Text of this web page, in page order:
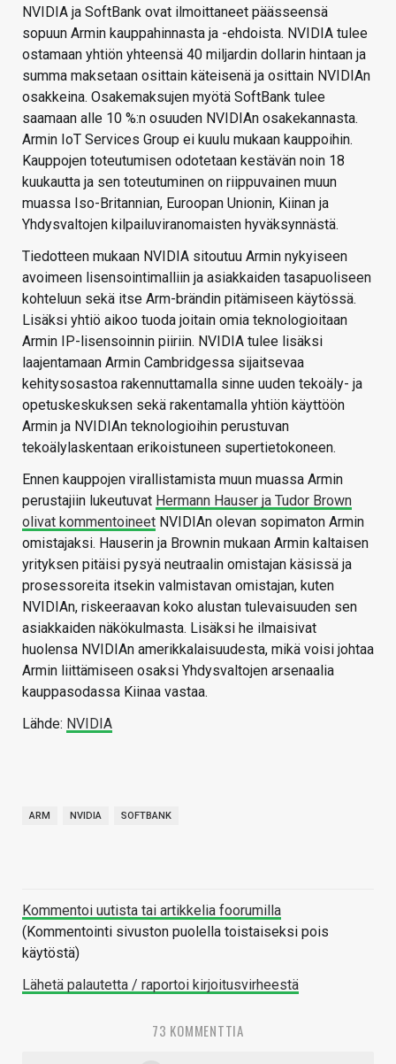
NVIDIA ja SoftBank ovat ilmoittaneet päässeensä
sopuun Armin kauppahinnasta ja -ehdoista. NVIDIA tulee
ostamaan yhtiön yhteensä 40 miljardin dollarin hintaan ja
summa maksetaan osittain käteisenä ja osittain NVIDIAn
osakkeina. Osakemaksujen myötä SoftBank tulee
saamaan alle 10 %:n osuuden NVIDIAn osakekannasta.
Armin IoT Services Group ei kuulu mukaan kauppoihin.
Kauppojen toteutumisen odotetaan kestävän noin 18
kuukautta ja sen toteutuminen on riippuvainen muun
muassa Iso-Britannian, Euroopan Unionin, Kiinan ja
Yhdysvaltojen kilpailuviranomaisten hyväksynnästä.
Tiedotteen mukaan NVIDIA sitoutuu Armin nykyiseen
avoimeen lisensointimalliin ja asiakkaiden tasapuoliseen
kohteluun sekä itse Arm-brändin pitämiseen käytössä.
Lisäksi yhtiö aikoo tuoda joitain omia teknologioitaan
Armin IP-lisensoinnin piiriin. NVIDIA tulee lisäksi
laajentamaan Armin Cambridgessa sijaitsevaa
kehitysosastoa rakennuttamalla sinne uuden tekoäly- ja
opetuskeskuksen sekä rakentamalla yhtiön käyttöön
Armin ja NVIDIAn teknologioihin perustuvan
tekoälylaskentaan erikoistuneen supertietokoneen.
Ennen kauppojen virallistamista muun muassa Armin
perustajiin lukeutuvat Hermann Hauser ja Tudor Brown
olivat kommentoineet NVIDIAn olevan sopimaton Armin
omistajaksi. Hauserin ja Brownin mukaan Armin kaltaisen
yrityksen pitäisi pysyä neutraalin omistajan käsissä ja
prosessoreita itsekin valmistavan omistajan, kuten
NVIDIAn, riskeeraavan koko alustan tulevaisuuden sen
asiakkaiden näkökulmasta. Lisäksi he ilmaisivat
huolensa NVIDIAn amerikkalaisuudesta, mikä voisi johtaa
Armin liittämiseen osaksi Yhdysvaltojen arsenaalia
kauppasodassa Kiinaa vastaa.
Lähde: NVIDIA
ARM NVIDIA SOFTBANK
Kommentoi uutista tai artikkelia foorumilla
(Kommentointi sivuston puolella toistaiseksi pois
käytöstä)
Lähetä palautetta / raportoi kirjoitusvirheestä
73 KOMMENTTIA